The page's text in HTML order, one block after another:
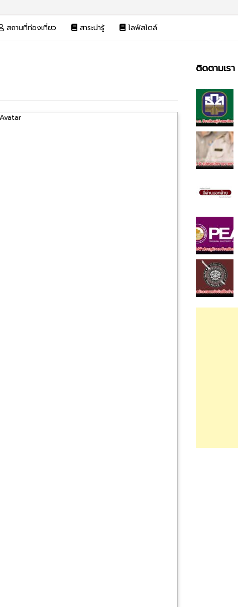
สถานที่ท่องเที่ยว สาระน่ารู้ ไลฟ์สไตล์
แนะแนว
เรื่อง
ติดตามเรา